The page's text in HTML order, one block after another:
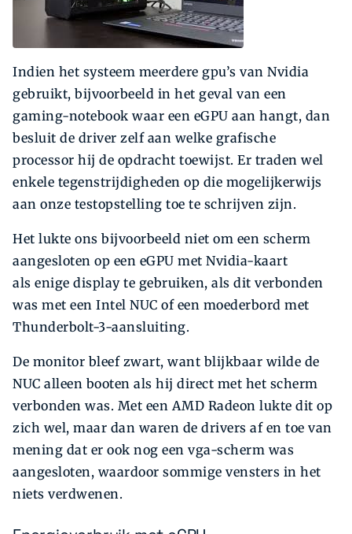
Indien het systeem meerdere gpu’s van Nvidia
gebruikt, bijvoorbeeld in het geval van een
gaming-notebook waar een eGPU aan hangt, dan
besluit de driver zelf aan welke grafische
processor hij de opdracht toewijst. Er traden wel
enkele tegenstrijdigheden op die mogelijkerwijs
aan onze testopstelling toe te schrijven zijn.
Het lukte ons bijvoorbeeld niet om een scherm
aangesloten op een eGPU met Nvidia-kaart
als enige display te gebruiken, als dit verbonden
was met een Intel NUC of een moederbord met
Thunderbolt-3-aansluiting.
De monitor bleef zwart, want blijkbaar wilde de
NUC alleen booten als hij direct met het scherm
verbonden was. Met een AMD Radeon lukte dit op
zich wel, maar dan waren de drivers af en toe van
mening dat er ook nog een vga-scherm was
aangesloten, waardoor sommige vensters in het
niets verdwenen.